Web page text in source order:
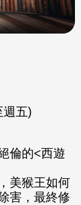
週五)
倫的<西遊
美猴王如何
害，最終修